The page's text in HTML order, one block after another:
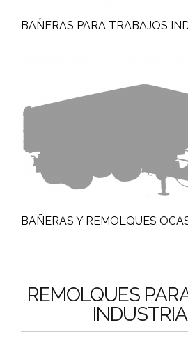
BAÑERAS PARA TRABAJOS
BAÑERAS Y REMOLQUES
REMOLQUES